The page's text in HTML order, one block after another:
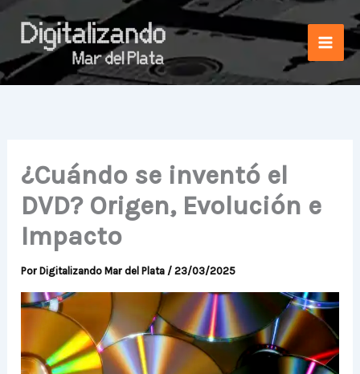
Ir
contenido
¿Cuándo se inventó el
DVD? Origen, Evolución e
Impacto
PorDigitalizando Mar del Plata /23/03/2025